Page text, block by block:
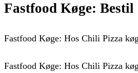
Fastfood Køge:
Fastfood Køge: Hos Chili Pizza
Fastfood Køge: Hos Chili Pizza